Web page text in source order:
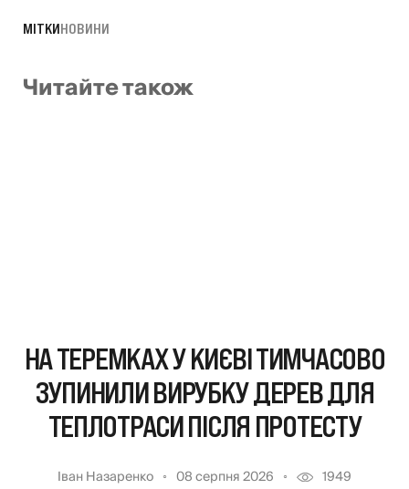
МІТКИНОВИНИ
Читайте також
НА ТЕРЕМКАХ У КИЄВІ ТИМЧАСОВО
ЗУПИНИЛИ ВИРУБКУ ДЕРЕВ ДЛЯ
ТЕПЛОТРАСИ ПІСЛЯ ПРОТЕСТУ
Іван Назаренко 08 серпня 2026 1949